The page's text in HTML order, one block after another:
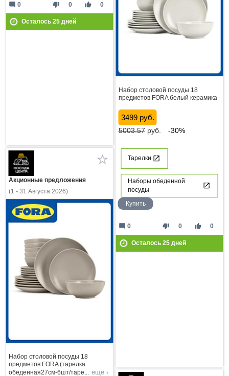
thumb_down 0 thumb_up 0
mode_comment 0
Осталось 25дней
Набор столовой посуды 18
предметов FORA белый керамика
3499 руб.
5003.57руб. -30%
Тарелки
Наборы обеденной
посуды
Купить
thumb_down 0 thumb_up 0
mode_comment 0
Осталось 25дней
Акционные предложения
(1 - 31 Августа 2026)
Набор столовой посуды 18
предметов FORA (тарелка
обеденная27см-6шт/таре
ещё ›